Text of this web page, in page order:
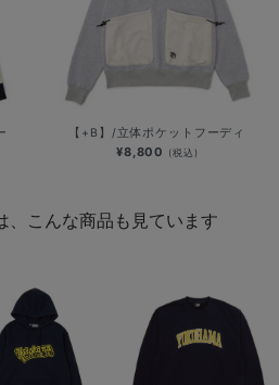
【+B】/立体ポケットフーディ
¥8,800 (税込)
、こんな商品も見ています